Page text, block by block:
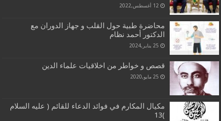
12 أغسطس,2022
محاضرة طبية حول القلب و جهاز الدوران مع
الدكتور أحمد نظام
25 يناير,2024
قصص و خواطر من اخلاقيات علماء الدين
25 مايو,2020
مكيال المكارم في فوائد الدعاء للقائم ( عليه السلام
)13